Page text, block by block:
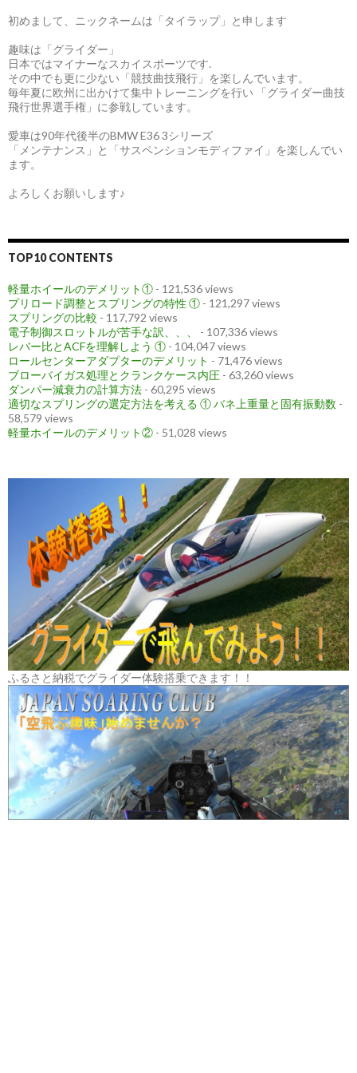
初めまして、ニックネームは「タイラップ」と申します
趣味は「グライダー」
日本ではマイナーなスカイスポーツです.
その中でも更に少ない「競技曲技飛行」を楽しんでいます。
毎年夏に欧州に出かけて集中トレーニングを行い 「グライダー曲技
飛行世界選手権」に参戦しています。
愛車は90年代後半のBMW E36 3シリーズ
「メンテナンス」と「サスペンションモディファイ」を楽しんでい
ます。
よろしくお願いします♪
TOP10 CONTENTS
軽量ホイールのデメリット① - 121,536 views
プリロード調整とスプリングの特性 ① - 121,297 views
スプリングの比較 - 117,792 views
電子制御スロットルが苦手な訳、、、
- 107,336 views
レバー比とACFを理解しよう ① - 104,047 views
ロールセンターアダプターのデメリット - 71,476 views
ブローバイガス処理とクランクケース内圧 - 63,260 views
ダンパー減衰力の計算方法 - 60,295 views
適切なスプリングの選定方法を考える ① バネ上重量と固有振動数 -
58,579 views
軽量ホイールのデメリット② - 51,028 views
ふるさと納税でグライダー体験搭乗できます！！